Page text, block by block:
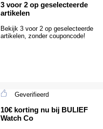
3 voor 2 op geselecteerde
artikelen
Bekijk 3 voor 2 op geselecteerde
artikelen, zonder couponcode!
Geverifieerd
10€ korting nu bij BULIEF
Watch Co